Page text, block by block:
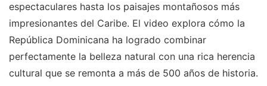
espectaculares hasta los paisajes montañosos más
impresionantes del Caribe. El video explora cómo la
República Dominicana ha logrado combinar
perfectamente la belleza natural con una rica herencia
cultural que se remonta a más de 500 años de historia.